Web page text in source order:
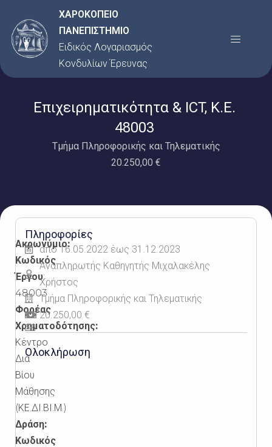
στο
περιεχόμενο
ΧΑΡΟΚΟΠΕΙΟ
ΠΑΝΕΠΙΣΤΗΜΙΟ
Ειδικός Λογαριασμός
Κονδυλίων Έρευνας
Menu
Επιχειρηματικότητα & ICT, Κ.Ε.
48003
Τμήμα Πληροφορικής και Τηλεματικής
20.250,00 €
Ακρωνύμιο:
Κωδικός
Έργου:
48003
Φορέας
Χρηματοδότησης:
Κέντρο
Διά
Βίου
Μάθησης
(ΚΕ.ΔΙ.ΒΙ.Μ.)
Δράση:
Κωδικός
Πληροφορίες
από 16.05.2022 έως 31.12.2023
Αναπληρωτής Καθηγητής Μιχαλακέλης
Χρήστος
Τμήμα Πληροφορικής και Τηλεματικής
20.250,00 €
Ολοκλήρωση